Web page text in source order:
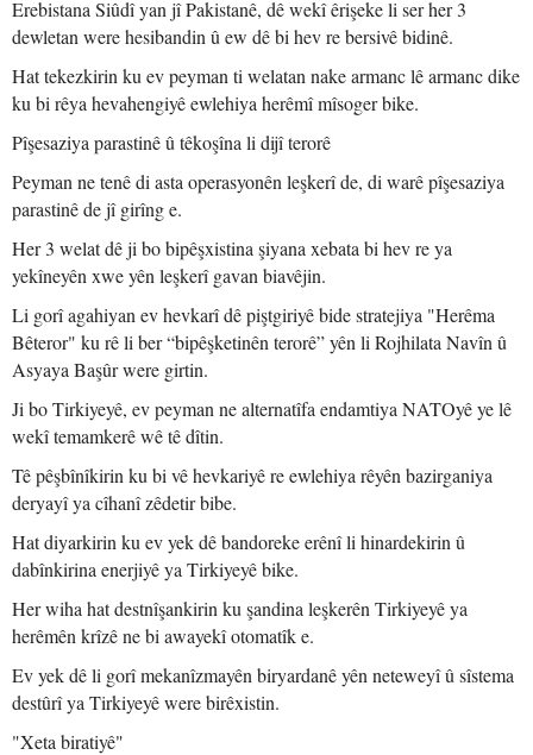
Erebistana Siûdî yan jî Pakistanê, dê wekî êrişeke li ser her 3
dewletan were hesibandin û ew dê bi hev re bersivê bidinê.
Hat tekezkirin ku ev peyman ti welatan nake armanc lê armanc dike
ku bi rêya hevahengiyê ewlehiya herêmî mîsoger bike.
Pîşesaziya parastinê û têkoşîna li dijî terorê
Peyman ne tenê di asta operasyonên leşkerî de, di warê pîşesaziya
parastinê de jî girîng e.
Her 3 welat dê ji bo bipêşxistina şiyana xebata bi hev re ya
yekîneyên xwe yên leşkerî gavan biavêjin.
Li gorî agahiyan ev hevkarî dê piştgiriyê bide stratejiya "Herêma
Bêteror" ku rê li ber “bipêşketinên terorê” yên li Rojhilata Navîn û
Asyaya Başûr were girtin.
Ji bo Tirkiyeyê, ev peyman ne alternatîfa endamtiya NATOyê ye lê
wekî temamkerê wê tê dîtin.
Tê pêşbînîkirin ku bi vê hevkariyê re ewlehiya rêyên bazirganiya
deryayî ya cîhanî zêdetir bibe.
Hat diyarkirin ku ev yek dê bandoreke erênî li hinardekirin û
dabînkirina enerjiyê ya Tirkiyeyê bike.
Her wiha hat destnîşankirin ku şandina leşkerên Tirkiyeyê ya
herêmên krîzê ne bi awayekî otomatîk e.
Ev yek dê li gorî mekanîzmayên biryardanê yên neteweyî û sîstema
destûrî ya Tirkiyeyê were birêxistin.
"Xeta biratiyê"